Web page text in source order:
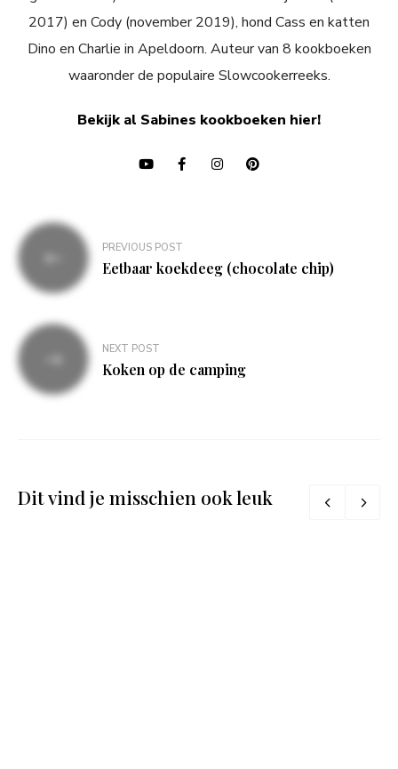
2017) en Cody (november 2019), hond Cass en katten
Dino en Charlie in Apeldoorn. Auteur van 8 kookboeken
waaronder de populaire Slowcookerreeks.
Bekijk al Sabines kookboeken hier!
Bericht
navigatie
PREVIOUS POST
Eetbaar koekdeeg (chocolate chip)
NEXT POST
Koken op de camping
Dit vind je misschien ook leuk